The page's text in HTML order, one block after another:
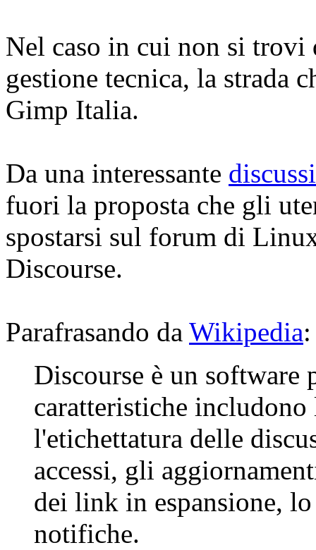
Nel caso in cui non si
gestione tecnica, la strada
Gimp Italia.
Da una interessante
fuori la proposta che gli
spostarsi sul forum di
Discourse.
Parafrasando da Wikipedia:
Discourse è un software
caratteristiche includono
l'etichettatura delle
accessi, gli
dei link in espansione,
notifiche.